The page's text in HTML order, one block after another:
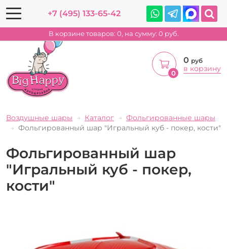
+7 (495) 133-65-42
В корзине товаров: 0, на сумму: 0 руб.
0
0 руб
в корзину
Воздушные шары Каталог
Фольгированные шары
Фольгированный шар "Игральный куб - покер, кости"
Фольгированный шар
"Игральный куб - покер,
кости"